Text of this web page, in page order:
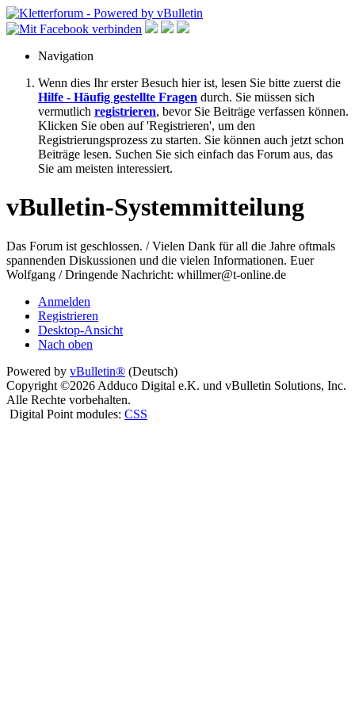
Navigation
Wenn dies Ihr erster Besuch hier ist, lesen Sie bitte zuerst die
Hilfe - Häufig gestellte Fragen durch. Sie müssen sich
vermutlich registrieren, bevor Sie Beiträge verfassen können.
Klicken Sie oben auf 'Registrieren', um den
Registrierungsprozess zu starten. Sie können auch jetzt schon
Beiträge lesen. Suchen Sie sich einfach das Forum aus, das
Sie am meisten interessiert.
vBulletin-Systemmitteilung
Das Forum ist geschlossen. / Vielen Dank für all die Jahre oftmals
spannenden Diskussionen und die vielen Informationen. Euer
Wolfgang / Dringende Nachricht: whillmer@t-online.de
Anmelden
Registrieren
Desktop-Ansicht
Nach oben
Powered by vBulletin® (Deutsch)
Copyright ©2026 Adduco Digital e.K. und vBulletin Solutions, Inc.
Alle Rechte vorbehalten.
Digital Point modules: CSS